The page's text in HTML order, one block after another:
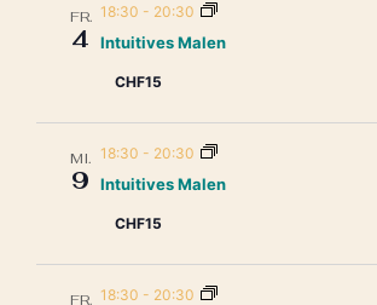
FR.
4
18:30 - 20:30
Intuitives Malen
CHF15
MI.
9
18:30 - 20:30
Intuitives Malen
CHF15
FR. 18:30 - 20:30